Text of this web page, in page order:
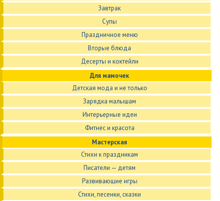
Завтрак
Супы
Праздничное меню
Вторые блюда
Десерты и коктейли
Для мамочек
Детская мода и не только
Зарядка малышам
Интерьерные идеи
Фитнес и красота
Мастерская
Стихи к праздникам
Писатели — детям
Развивающие игры
Стихи, песенки, сказки